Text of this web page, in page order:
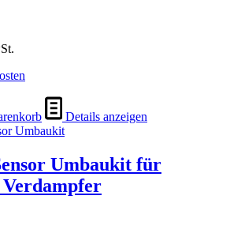
Details anzeigen
Umbaukit für